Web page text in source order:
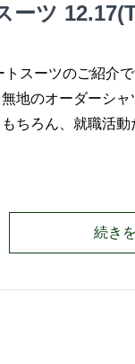
ーツ
トスーツのご紹介
地のオーダーシ
ちろん、就職活
続き